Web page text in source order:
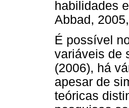
habilidades
Abbad,
É possível
variáveis de
(2006), há
apesar de
teóricas